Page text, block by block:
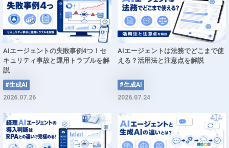
AIエージェントの失敗事例4つ！セ
キュリティ事故と運用トラブルを解
説
#生成AI
2026.07.26
AIエージェントは法務でどこまで使
える？活用法と注意点を解説
#生成AI
2026.07.24